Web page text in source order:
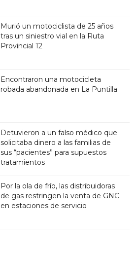
Murió un motociclista de 25 años
tras un siniestro vial en la Ruta
Provincial 12
Encontraron una motocicleta
robada abandonada en La Puntilla
Detuvieron a un falso médico que
solicitaba dinero a las familias de
sus “pacientes” para supuestos
tratamientos
Por la ola de frío, las distribuidoras
de gas restringen la venta de GNC
en estaciones de servicio